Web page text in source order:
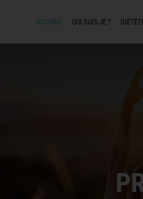
ACCUEIL QUI SUIS-JE ?